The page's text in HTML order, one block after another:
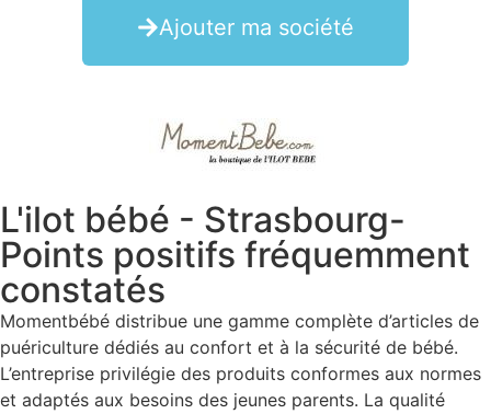
Ajouter ma société
L'ilot bébé - Strasbourg-
Points positifs fréquemment
constatés
Momentbébé distribue une gamme complète d’articles de
puériculture dédiés au confort et à la sécurité de bébé.
L’entreprise privilégie des produits conformes aux normes
et adaptés aux besoins des jeunes parents. La qualité